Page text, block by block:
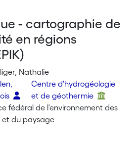
- cartographie de
en régions
Nathalie
Centre d'hydrogéologie
et de géothermie
fédéral de l'environnement des
et du paysage